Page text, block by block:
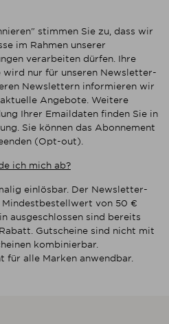
stimmen Sie zu, dass wir
im Rahmen unserer
verarbeiten dürfen. Ihre
wird nur für unseren Newsletter-
Newslettern informieren wir
Angebote. Weitere
Ihrer Emaildaten finden Sie in
Sie können das Abonnement
(Opt-out).
ich mich ab?
einlösbar. Der Newsletter-
Mindestbestellwert von 50 €
ausgeschlossen sind bereits
Gutscheine sind nicht mit
kombinierbar.
für alle Marken anwendbar.